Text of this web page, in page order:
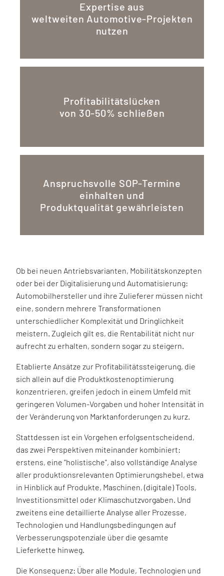
Expertise aus
weltweiten Automotive-Projekten
nutzen
Profitabilitätslücken
von 30-50% schließen
Anspruchsvolle SOP-Termine
einhalten und
Produktqualität gewährleisten
Ob bei neuen Antriebsvarianten, Mobilitätskonzepten
oder bei der Digitalisierung und Automatisierung:
Automobilhersteller und ihre Zulieferer müssen nicht
eine, sondern mehrere Transformationen
unterschiedlicher Komplexität und Dringlichkeit
meistern. Zugleich gilt es, die Rentabilität nicht nur
aufrecht zu erhalten, sondern sogar zu steigern.
Etablierte Ansätze zur Profitabilitätssteigerung, die
sich allein auf die Produktkostenoptimierung
konzentrieren, greifen jedoch in einem Umfeld mit
geringeren Volumen-Vorgaben und hoher Intensität in
der Veränderung von Marktanforderungen zu kurz.
Stattdessen ist ein Vorgehen erfolgsentscheidend,
das zwei Perspektiven miteinander kombiniert:
erstens, eine "holistische", also vollständige Analyse
aller produktionsrelevanten Optimierungshebel, etwa
in Hinblick auf Produkte, Maschinen, (digitale) Tools,
Investitionsmittel oder Klimaschutzvorgaben. Und
zweitens eine detaillierte Analyse aller Prozesse,
Technologien und Handlungsbedingungen auf
Verbesserungspotenziale über die gesamte
Lieferkette hinweg.
Die Konsequenz: Über alle Module, Technologien und